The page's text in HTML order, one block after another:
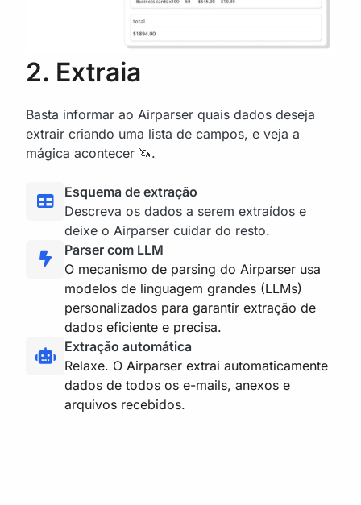
2. Extraia
Basta informar ao Airparser quais dados deseja
extrair criando uma lista de campos, e veja a
mágica acontecer 🦄.
Esquema de extração
Descreva os dados a serem extraídos e
deixe o Airparser cuidar do resto.
Parser com LLM
O mecanismo de parsing do Airparser usa
modelos de linguagem grandes (LLMs)
personalizados para garantir extração de
dados eficiente e precisa.
Extração automática
Relaxe. O Airparser extrai automaticamente
dados de todos os e-mails, anexos e
arquivos recebidos.